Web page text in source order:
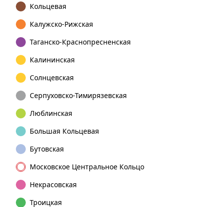
Кольцевая
Калужско-Рижская
Таганско-Краснопресненская
Калининская
Солнцевская
Серпуховско-Тимирязевская
Люблинская
Большая Кольцевая
Бутовская
Московское Центральное Кольцо
Некрасовская
Троицкая